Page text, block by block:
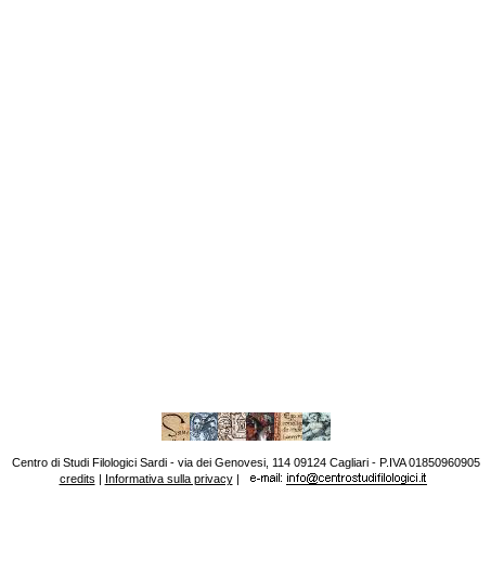
Centro di Studi Filologici Sardi - via dei Genovesi, 114 09124 Cagliari - P.IVA 01850960905
credits | Informativa sulla privacy|